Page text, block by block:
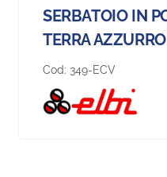
SERBATOIO IN
TERRA
Cod: 349-ECV